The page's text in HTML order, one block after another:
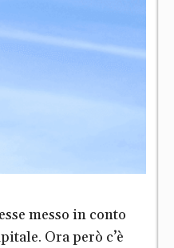
messo in conto
Ora però c’è